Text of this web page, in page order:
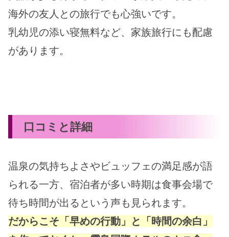
海外の友人との旅行でも心強いです。
乳幼児の添い寝無料など、家族旅行にも配慮
があります。
口コミと詳細
温泉の気持ちよさやビュッフェの満足感が語
られる一方、宿泊者が多い時期は食事会場で
待ち時間が出るという声も見られます。
だからこそ「早めの行動」と「時間の余白」